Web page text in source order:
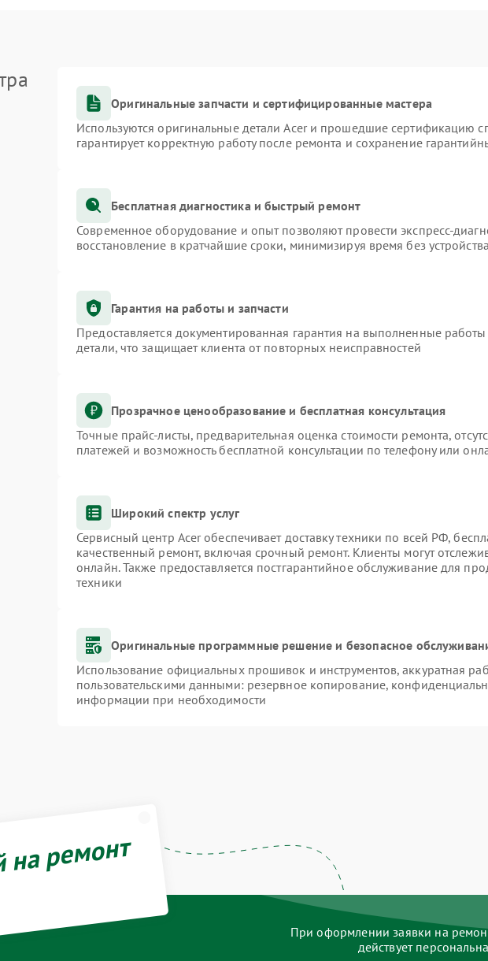
Оригинальные запчасти и сертифицированные мастера
Используются оригинальные детали Acer и прошедшие сертификацию
гарантирует корректную работу после ремонта и сохранение
Бесплатная диагностика и быстрый ремонт
Современное оборудование и опыт позволяют провести экспресс-
восстановление в кратчайшие сроки, минимизируя время без устройства
Гарантия на работы и запчасти
Предоставляется документированная гарантия на выполненные
детали, что защищает клиента от повторных неисправностей
Прозрачное ценообразование и бесплатная консультация
Точные прайс-листы, предварительная оценка стоимости ремонта,
платежей и возможность бесплатной консультации по телефону или
Широкий спектр услуг
Сервисный центр Acer обеспечивает доставку техники по всей РФ,
качественный ремонт, включая срочный ремонт. Клиенты могут
онлайн. Также предоставляется постгарантийное обслуживание для
техники
Оригинальные программные решение и безопасное
Использование официальных прошивок и инструментов, аккуратная
пользовательскими данными: резервное копирование,
информации при необходимости
ремонт
При оформлении заявки на
действует